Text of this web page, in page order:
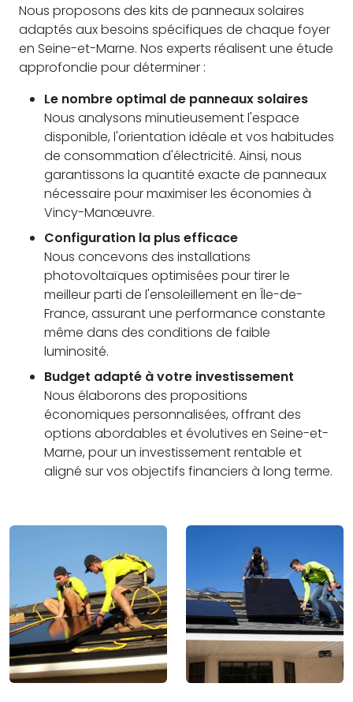
Nous proposons des kits de panneaux solaires
adaptés aux besoins spécifiques de chaque foyer
en Seine-et-Marne. Nos experts réalisent une étude
approfondie pour déterminer :
Le nombre optimal de panneaux solaires
Nous analysons minutieusement l'espace
disponible, l'orientation idéale et vos habitudes
de consommation d'électricité. Ainsi, nous
garantissons la quantité exacte de panneaux
nécessaire pour maximiser les économies à
Vincy-Manœuvre.
Configuration la plus efficace
Nous concevons des installations
photovoltaïques optimisées pour tirer le
meilleur parti de l'ensoleillement en Île-de-
France, assurant une performance constante
même dans des conditions de faible
luminosité.
Budget adapté à votre investissement
Nous élaborons des propositions
économiques personnalisées, offrant des
options abordables et évolutives en Seine-et-
Marne, pour un investissement rentable et
aligné sur vos objectifs financiers à long terme.